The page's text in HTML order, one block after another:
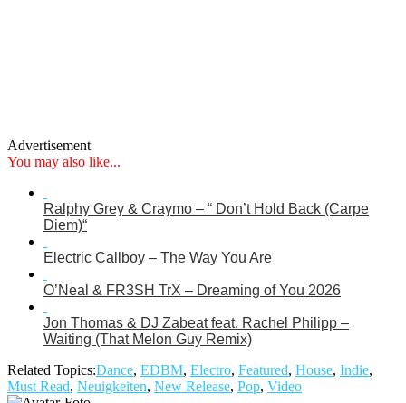
Advertisement
You may also like...
Ralphy Grey & Craymo – “ Don’t Hold Back (Carpe
Diem)“
Electric Callboy – The Way You Are
O’Neal & FR3SH TrX – Dreaming of You 2026
Jon Thomas & DJ Zabeat feat. Rachel Philipp –
Waiting (That Melon Guy Remix)
Related Topics:Dance, EDBM, Electro, Featured, House, Indie,
Must Read, Neuigkeiten, New Release, Pop, Video